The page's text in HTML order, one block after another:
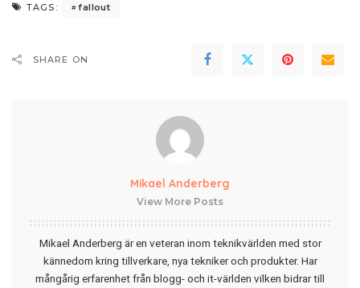
TAGS: fallout
SHARE ON
Mikael Anderberg
View More Posts
Mikael Anderberg är en veteran inom teknikvärlden med stor
kännedom kring tillverkare, nya tekniker och produkter. Har
mångårig erfarenhet från blogg- och it-världen vilken bidrar till